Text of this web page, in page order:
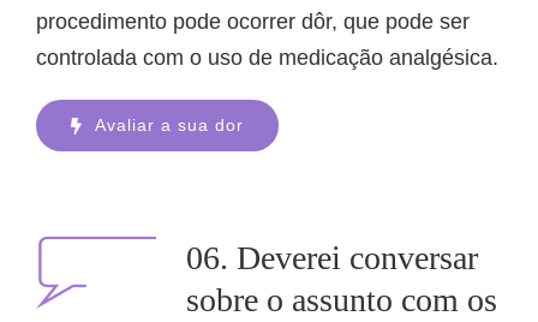
procedimento pode ocorrer dôr, que pode ser
controlada com o uso de medicação analgésica.
Avaliar a sua dor
06. Deverei conversar
sobre o assunto com os